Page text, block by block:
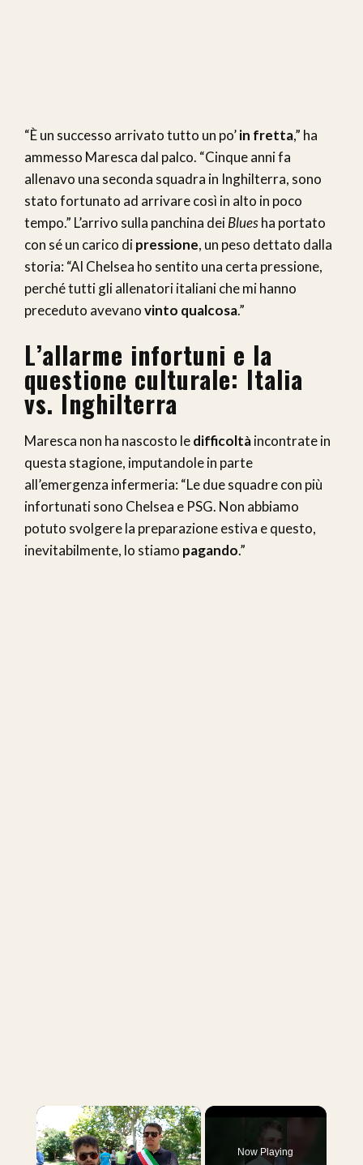
“È un successo arrivato tutto un po’in fretta,” ha
ammesso Maresca dal palco. “Cinque anni fa
allenavo una seconda squadra in Inghilterra, sono
stato fortunato ad arrivare così in alto in poco
tempo.” L’arrivo sulla panchina deiBluesha portato
con sé un carico dipressione, un peso dettato dalla
storia: “Al Chelsea ho sentito una certa pressione,
perché tutti gli allenatori italiani che mi hanno
preceduto avevanovinto qualcosa.”
L’allarme infortuni e la
questione culturale: Italia
vs. Inghilterra
Maresca non ha nascosto ledifficoltàincontrate in
questa stagione, imputandole in parte
all’emergenza infermeria: “Le due squadre con più
infortunati sono Chelsea e PSG. Non abbiamo
potuto svolgere la preparazione estiva e questo,
inevitabilmente, lo stiamo pagando.”
×
Now Playing